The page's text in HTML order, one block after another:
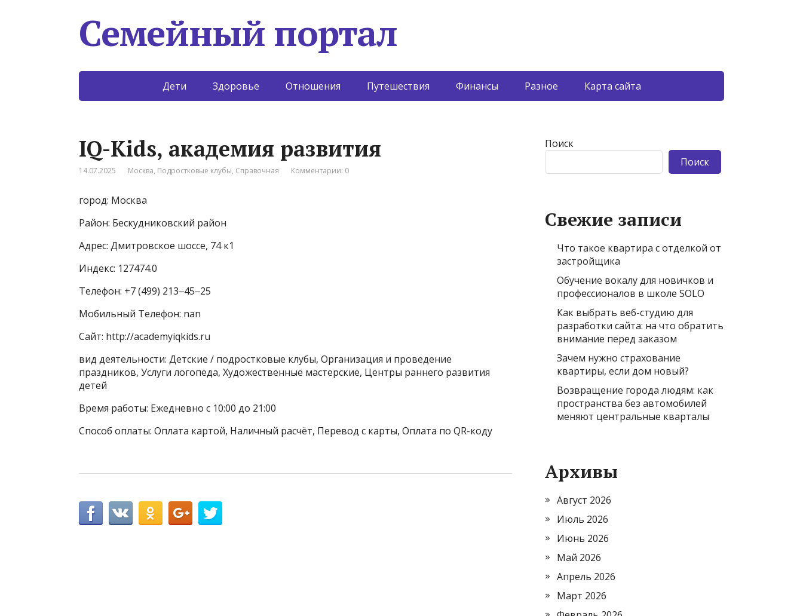
Семейный портал
Дети Здоровье Отношения Путешествия Финансы Разное Карта сайта
IQ-Kids, академия развития
14.07.2025 Москва, Подростковые клубы, Справочная Комментарии: 0
город: Москва
Район: Бескудниковский район
Адрес: Дмитровское шоссе, 74 к1
Индекс: 127474.0
Телефон: +7 (499) 213‒45‒25
Мобильный Телефон: nan
Сайт: http://academyiqkids.ru
вид деятельности: Детские / подростковые клубы, Организация и проведение
праздников, Услуги логопеда, Художественные мастерские, Центры раннего развития
детей
Время работы: Ежедневно с 10:00 до 21:00
Способ оплаты: Оплата картой, Наличный расчёт, Перевод с карты, Оплата по QR-коду
Поиск
Поиск
Свежие записи
Что такое квартира с отделкой от
застройщика
Обучение вокалу для новичков и
профессионалов в школе SOLO
Как выбрать веб-студию для
разработки сайта: на что обратить
внимание перед заказом
Зачем нужно страхование
квартиры, если дом новый?
Возвращение города людям: как
пространства без автомобилей
меняют центральные кварталы
Архивы
Август 2026
Июль 2026
Июнь 2026
Май 2026
Апрель 2026
Март 2026